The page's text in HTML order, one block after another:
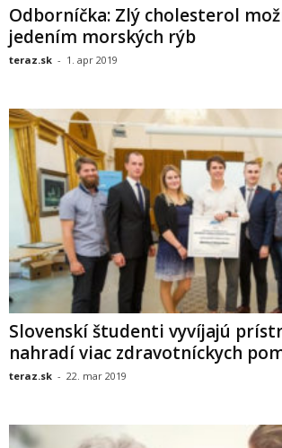
Odborníčka: Zlý cholesterol
jedením morských rýb
teraz.sk - 1. apr 2019
Slovenskí študenti vyvíjajú
nahradí viac zdravotníckych
teraz.sk - 22. mar 2019